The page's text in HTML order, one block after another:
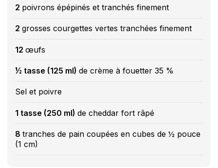
2 poivrons épépinés et tranchés finement
2 grosses courgettes vertes tranchées finement
12 œufs
½ tasse (125 ml) de crème à fouetter 35 %
Sel et poivre
1 tasse (250 ml) de cheddar fort râpé
8 tranches de pain coupées en cubes de ½ pouce
(1 cm)